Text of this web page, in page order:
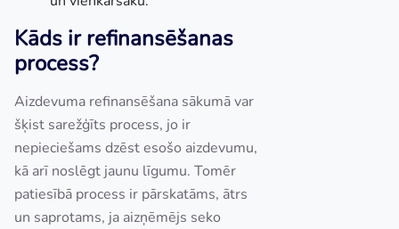
Kāds ir refinansēšanas
process?
Aizdevuma refinansēšana sākumā var
šķist sarežģīts process, jo ir
nepieciešams dzēst esošo aizdevumu,
kā arī noslēgt jaunu līgumu. Tomēr
patiesībā process ir pārskatāms, ātrs
un saprotams, ja aizņēmējs seko